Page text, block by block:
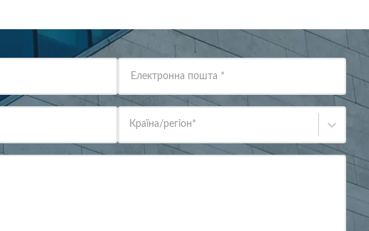
Електронна пошта *
Країна/регіон*